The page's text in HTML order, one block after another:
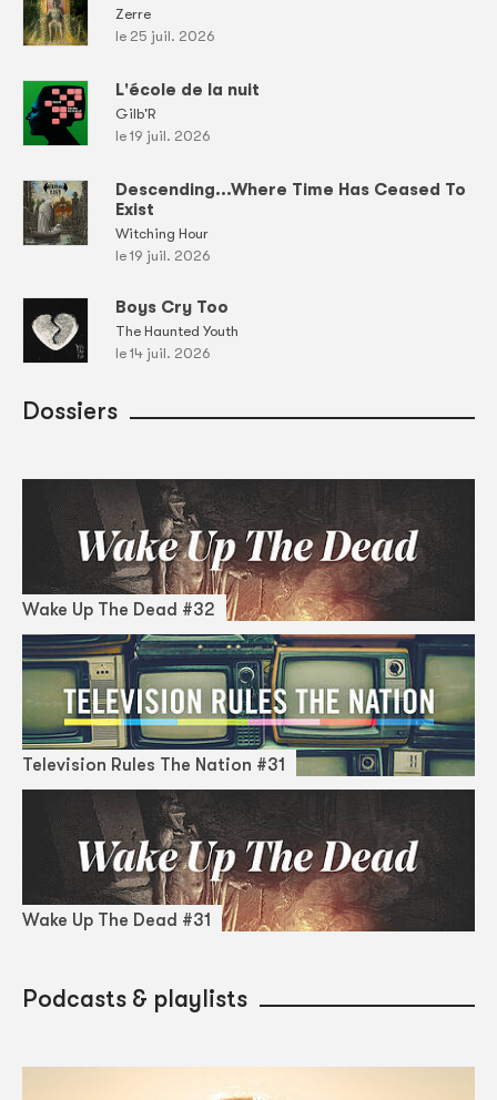
Zerre
le 25 juil. 2026
L'école de la nuit
Gilb'R
le 19 juil. 2026
Descending...Where Time Has Ceased To
Exist
Witching Hour
le 19 juil. 2026
Boys Cry Too
The Haunted Youth
le 14 juil. 2026
Dossiers
Wake Up The Dead #32
Television Rules The Nation #31
Wake Up The Dead #31
Podcasts & playlists